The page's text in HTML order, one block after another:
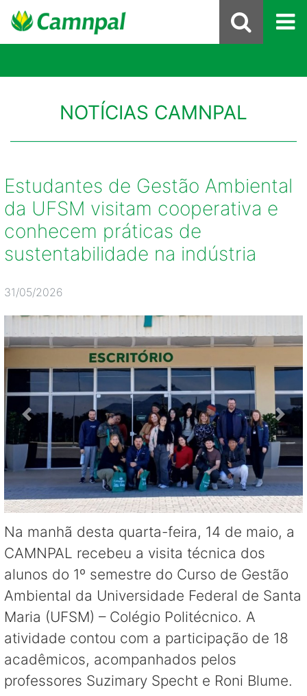
NOTÍCIAS CAMNPAL
Estudantes de Gestão Ambiental
da UFSM visitam cooperativa e
conhecem práticas de
sustentabilidade na indústria
31/05/2026
Na manhã desta quarta-feira, 14 de maio, a
CAMNPAL recebeu a visita técnica dos
alunos do 1º semestre do Curso de Gestão
Ambiental da Universidade Federal de Santa
Maria (UFSM) – Colégio Politécnico. A
atividade contou com a participação de 18
acadêmicos, acompanhados pelos
professores Suzimary Specht e Roni Blume.